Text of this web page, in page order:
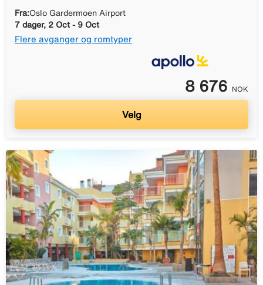
Fra:Oslo Gardermoen Airport
7 dager, 2 Oct - 9 Oct
Flere avganger og romtyper
8 676 NOK
Velg